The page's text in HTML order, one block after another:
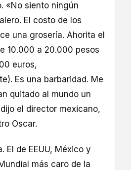
«No siento ningún
El costo de los
una grosería. Ahorita el
10.000 a 20.000 pesos
euros,
Es una barbaridad. Me
quitado al mundo un
el director mexicano,
Oscar.
El de EEUU, México y
más caro de la